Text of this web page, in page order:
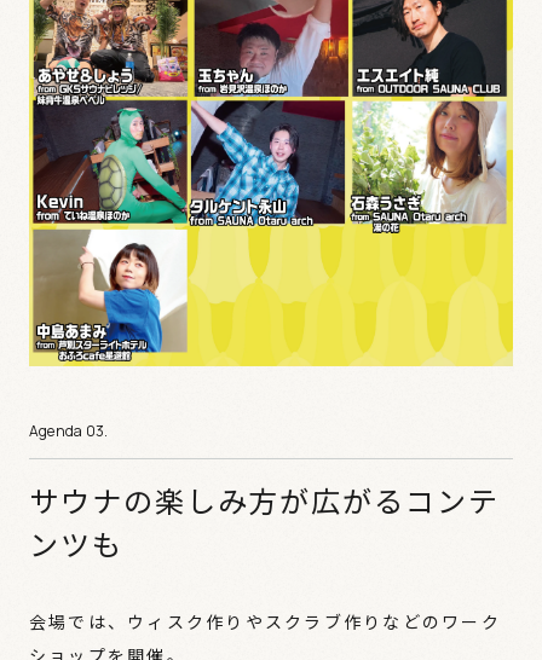
サウナの楽しみ方が広がるコンテ
ンツも
会場では、ウィスク作りやスクラブ作りなどのワーク
ショップを開催。